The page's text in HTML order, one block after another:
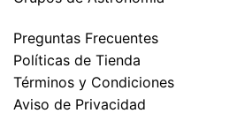
Preguntas Frecuentes
Políticas de Tienda
Términos y Condiciones
Aviso de Privacidad